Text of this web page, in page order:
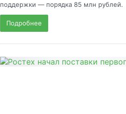
поддержки — порядка 85 млн рублей.
Подробнее